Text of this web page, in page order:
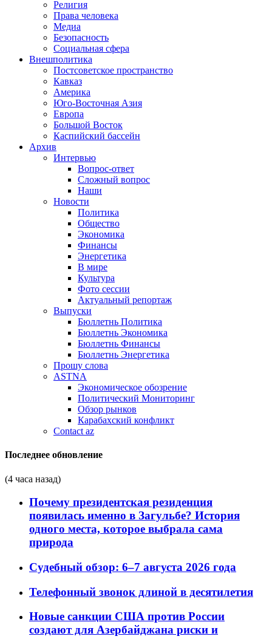
Религия
Права человека
Медиа
Безопасность
Социальная сфера
Внешполитика
Постсоветское пространство
Кавказ
Америка
Юго-Восточная Азия
Европа
Большой Восток
Каспийский бассейн
Архив
Интервью
Вопрос-ответ
Сложный вопрос
Наши
Новости
Политика
Общество
Экономика
Финансы
Энергетика
В мире
Культура
Фото сессии
Актуальный репортаж
Выпуски
Бюллетнь Политика
Бюллетнь Экономика
Бюллетнь Финансы
Бюллетнь Энергетика
Прошу слова
ASTNA
Экономическое обозрение
Политический Мониторинг
Обзор рынков
Карабахский конфликт
Contact az
Последнее обновление
(4 часа назад)
Почему президентская резиденция
появилась именно в Загульбе? История
одного места, которое выбрала сама
природа
Судебный обзор: 6–7 августа 2026 года
Телефонный звонок длиной в десятилетия
Новые санкции США против России
создают для Азербайджана риски и